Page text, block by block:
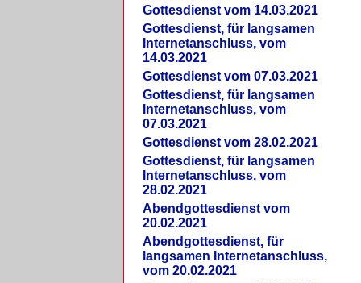
Gottesdienst vom 14.03.2021
Gottesdienst, für langsamen
Internetanschluss, vom
14.03.2021
Gottesdienst vom 07.03.2021
Gottesdienst, für langsamen
Internetanschluss, vom
07.03.2021
Gottesdienst vom 28.02.2021
Gottesdienst, für langsamen
Internetanschluss, vom
28.02.2021
Abendgottesdienst vom
20.02.2021
Abendgottesdienst, für
langsamen Internetanschluss,
vom 20.02.2021